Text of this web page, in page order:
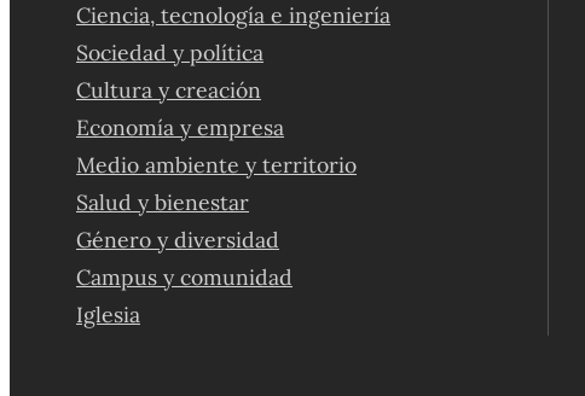
Ciencia, tecnología e ingeniería
Sociedad y política
Cultura y creación
Economía y empresa
Medio ambiente y territorio
Salud y bienestar
Género y diversidad
Campus y comunidad
Iglesia